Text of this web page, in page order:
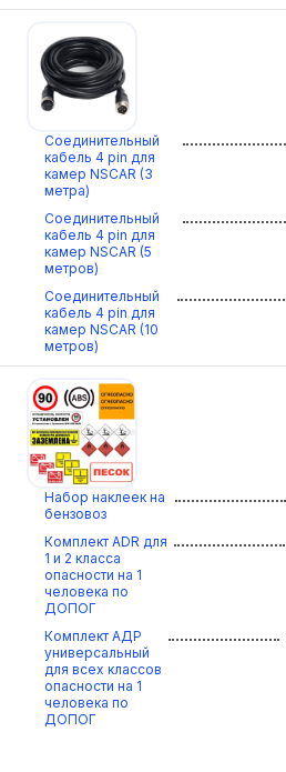
Соединительный
кабель 4 pin для
камер NSCAR (3
метра)
Соединительный
кабель 4 pin для
камер NSCAR (5
метров)
Соединительный
кабель 4 pin для
камер NSCAR (10
метров)
Набор наклеек на
бензовоз
Комплект ADR для
1 и 2 класса
опасности на 1
человека по
ДОПОГ
Комплект АДР
универсальный
для всех классов
опасности на 1
человека по
ДОПОГ